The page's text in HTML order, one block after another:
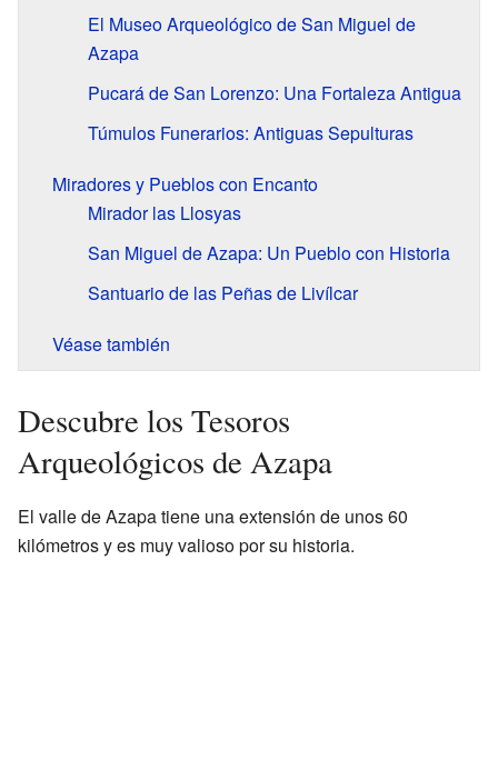
El Museo Arqueológico de San Miguel de
Azapa
Pucará de San Lorenzo: Una Fortaleza Antigua
Túmulos Funerarios: Antiguas Sepulturas
Miradores y Pueblos con Encanto
Mirador las Llosyas
San Miguel de Azapa: Un Pueblo con Historia
Santuario de las Peñas de Livílcar
Véase también
Descubre los Tesoros
Arqueológicos de Azapa
El valle de Azapa tiene una extensión de unos 60
kilómetros y es muy valioso por su historia.